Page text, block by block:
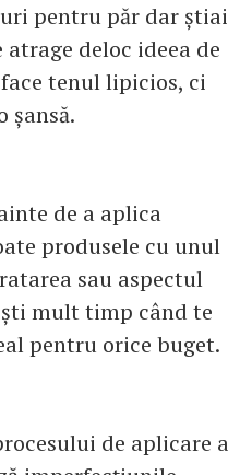
pentru păr dar știai
deloc ideea de
tenul lipicios, ci
șansă.
de a aplica
produsele cu unul
sau aspectul
mult timp când te
pentru orice buget.
de aplicare a